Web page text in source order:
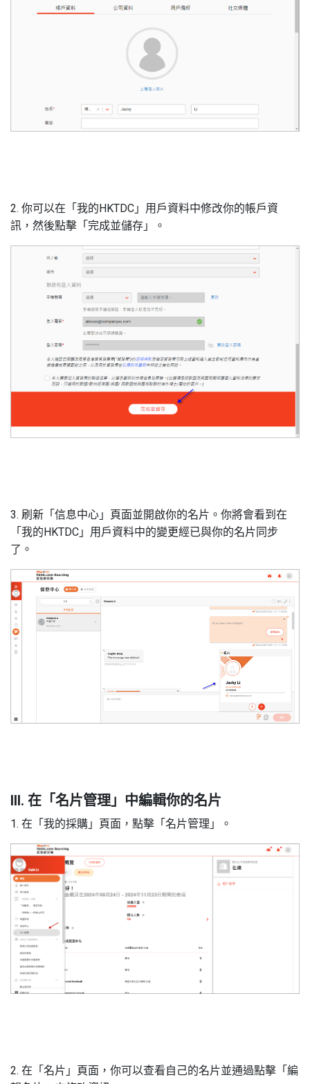
2. 你可以在「我的HKTDC」用戶資料中修改你的帳戶資
訊，然後點擊「完成並儲存」。
3. 刷新「信息中心」頁面並開啟你的名片。你將會看到在
「我的HKTDC」用戶資料中的變更經已與你的名片同步
了。
III. 在「名片管理」中編輯你的名片
1. 在「我的採購」頁面，點擊「名片管理」。
2. 在「名片」頁面，你可以查看自己的名片並通過點擊「編